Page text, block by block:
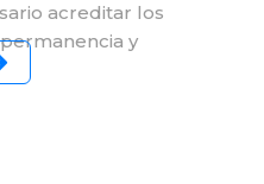
acreditar los
y